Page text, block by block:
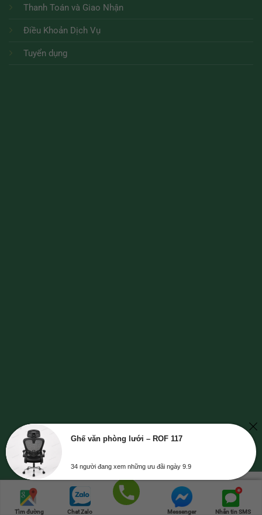
Thanh Toán và Giao Nhận
Điều Khoản Dịch Vụ
Tuyển dụng
Tìm đường Chat Zalo Messenger Nhắn tin SMS
Trang chủ Danh mục Cửa hàng Giỏ hàng Lên đầu
Ghế văn phòng lưới – ROF 117
34 người đang xem những ưu đãi ngày 9.9